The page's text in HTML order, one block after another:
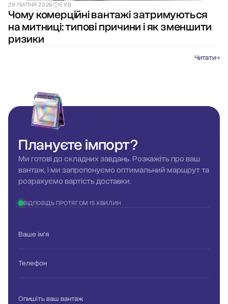
29 ЛИПНЯ 2026 5 ХВ
Чому комерційні вантажі затримуються
на митниці: типові причини і як зменшити
ризики
Читати
Плануєтеімпорт?
Ми готові до складних завдань. Розкажіть про ваш
вантаж, і ми запропонуємо оптимальний маршрут та
розрахуємо вартість доставки.
ВІДПОВІДЬ ПРОТЯГОМ 15 ХВИЛИН
Ваше ім'я
Телефон
Опишіть ваш вантаж